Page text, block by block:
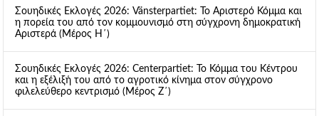
Σουηδικές Εκλογές 2026: Vänsterpartiet: Το Αριστερό Κόμμα και
η πορεία του από τον κομμουνισμό στη σύγχρονη δημοκρατική
Αριστερά (Μέρος Η΄)
Σουηδικές Εκλογές 2026: Centerpartiet: Το Κόμμα του Κέντρου
και η εξέλιξή του από το αγροτικό κίνημα στον σύγχρονο
φιλελεύθερο κεντρισμό (Μέρος Ζ΄)